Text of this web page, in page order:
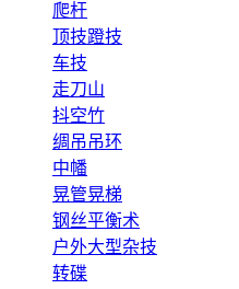
爬杆
顶技蹬技
车技
走刀山
抖空竹
绸吊吊环
中幡
晃管晃梯
钢丝平衡术
户外大型杂技
转碟